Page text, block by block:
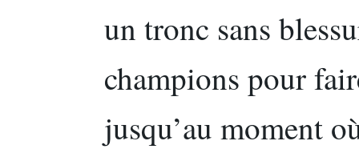
un tronc sans
champions pour
jusqu’au moment